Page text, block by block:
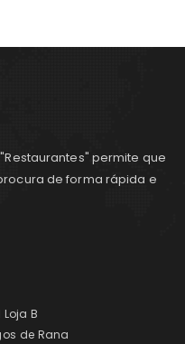
permite que
de forma rápida e
Loja B
de Rana